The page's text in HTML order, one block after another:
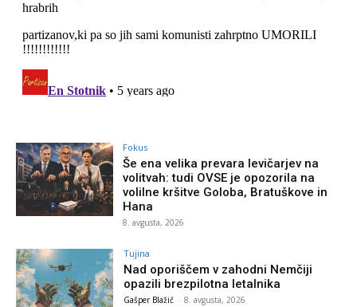
Fokus
Še ena velika prevara levičarjev na
volitvah: tudi OVSE je opozorila na
volilne kršitve Goloba, Bratuškove in
Hana
8. avgusta, 2026
Tujina
Nad oporiščem v zahodni Nemčiji
opazili brezpilotna letalnika
Gašper Blažič - 8. avgusta, 2026